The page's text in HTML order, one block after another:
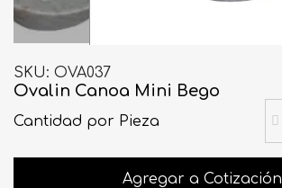
SKU OVA037
Ovalin Canoa Mini Bego
Cantidad por Pieza
Agregar a Cotización